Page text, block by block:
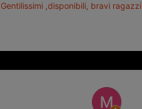
Gentilissimi ,disponibili, bravi ragazzi